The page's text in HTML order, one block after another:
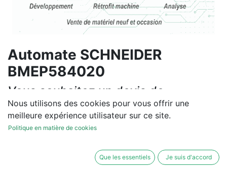
Automate SCHNEIDER
BMEP584020
Vous souhaitez un devis de
réparation ou de vente, un
diagnostic sur site?
Nous utilisons des cookies pour vous offrir une
meilleure expérience utilisateur sur ce site.
Politique en matière de cookies
Que les essentiels Je suis d'accord